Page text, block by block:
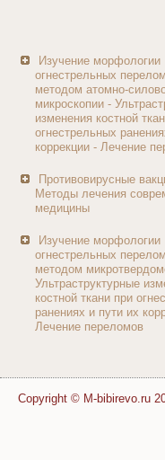
Изучение морфологии
огнестрельных
методом атомно-
микроскопии -
изменения костной
огнестрельных
коррекции - Лечение
Противовирусные
Методы лечения
медицины
Изучение морфологии
огнестрельных
методом
Ультраструктурные
костной ткани при
ранениях и пути их
Лечение переломов
Copyright © M-bibirevo.ru